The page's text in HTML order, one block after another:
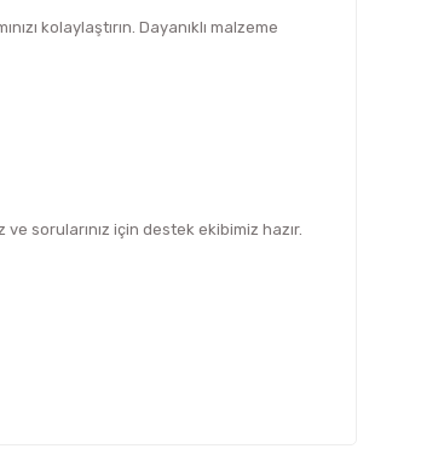
kolaylaştırın. Dayanıklı malzeme
sorularınız için destek ekibimiz hazır.